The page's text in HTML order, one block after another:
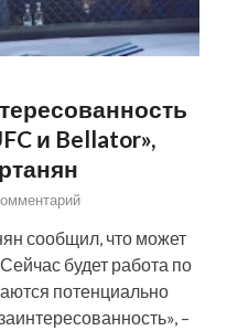
и Bellator»,
сообщил, что может
будет работа по
потенциально
–